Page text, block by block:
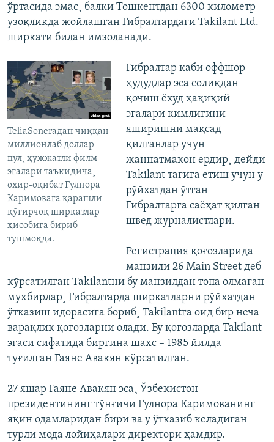
ўртасида эмас¸ балки Тошкентдан 6300 километр
узоқликда жойлашган Гибралтардаги Takilant Ltd.
ширкати билан имзоланади.
TeliaSoneraдан чиққан
миллионлаб доллар
пул¸ ҳужжатли филм
эгалари таъкидича¸
охир-оқибат Гулнора
Каримовага қарашли
қўғирчоқ ширкатлар
ҳисобига бириб
тушмоқда.
Гибралтар каби оффшор
ҳудудлар эса солиқдан
қочиш ëхуд ҳақиқий
эгалари кимлигини
яширишни мақсад
қилганлар учун
жаннатмакон ердир¸ дейди
Takilant тагига етиш учун у
рўйхатдан ўтган
Гибралтарга саëҳат қилган
швед журналистлари.
Регистрация қоғозларида
манзили 26 Main Street деб
кўрсатилган Takilantни бу манзилдан топа олмаган
мухбирлар¸ Гибралтарда ширкатларни рўйхатдан
ўтказиш идорасига бориб¸ Takilantга оид бир неча
варақлик қоғозларни олади. Бу қоғозларда Takilant
эгаси сифатида биргина шахс – 1985 йилда
туғилган Гаяне Авакян кўрсатилган.
27 яшар Гаяне Авакян эса¸ Ўзбекистон
президентининг тўнғичи Гулнора Каримованинг
яқин одамларидан бири ва у ўтказиб келадиган
турли мода лойиҳалари директори ҳамдир.